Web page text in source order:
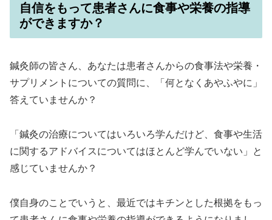
自信をもって患者さんに食事や栄養の指導
ができますか？
鍼灸師の皆さん、あなたは患者さんからの食事法や栄養・
サプリメントについての質問に、「何となくあやふやに」
答えていませんか？
「鍼灸の治療についてはいろいろ学んだけど、食事や生活
に関するアドバイスについてはほとんど学んでいない」と
感じていませんか？
僕自身のことでいうと、最近ではキチンとした根拠をもっ